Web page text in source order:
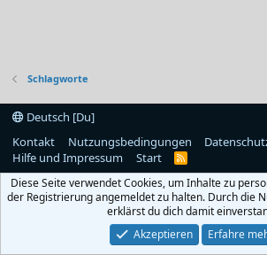
Schlagworte
Deutsch [Du]
Kontakt
Nutzungsbedingungen
Hilfe und Impressum
Start
R
S
Diese Seite verwendet Cookies, um Inhalte zu
der Registrierung angemeldet zu halten. Durch die
erklärst du dich damit
Akzeptieren
Erfahre